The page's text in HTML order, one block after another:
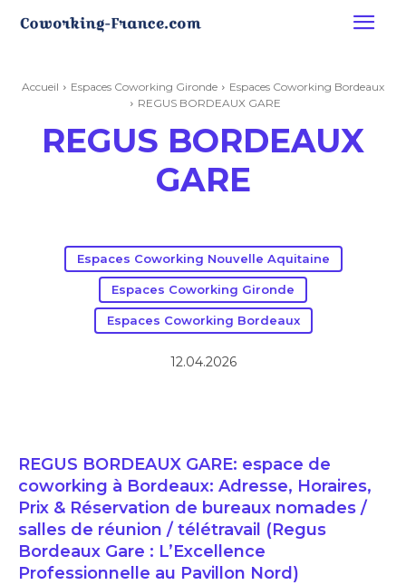
Accueil Espaces Coworking Gironde
Espaces Coworking Bordeaux
REGUS BORDEAUX GARE
REGUS BORDEAUX
GARE
Espaces Coworking Nouvelle Aquitaine
Espaces Coworking Gironde
Espaces Coworking Bordeaux
12.04.2026
REGUS BORDEAUX GARE: espace de
coworking à Bordeaux: Adresse, Horaires,
Prix & Réservation de bureaux nomades /
salles de réunion / télétravail (Regus
Bordeaux Gare : L’Excellence
Professionnelle au Pavillon Nord)